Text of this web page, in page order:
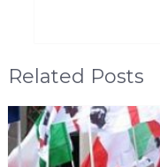
Related Posts